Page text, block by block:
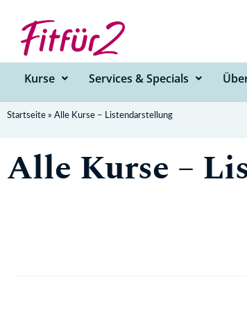
Inhalt
springen
Kurse Services & Specials
Startseite » Alle Kurse – Listendarstellung
Alle Kurse –